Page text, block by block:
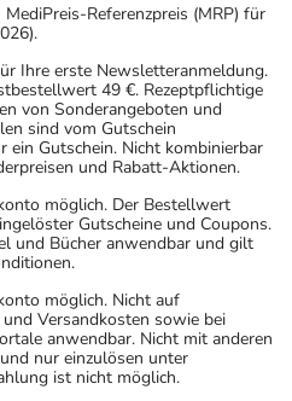
Referenzpreis (MRP) für
Ihre erste Newsletteranmeldung.
49 €. Rezeptpflichtige
von Sonderangeboten und
sind vom Gutschein
ein Gutschein. Nicht kombinierbar
und Rabatt-Aktionen.
möglich. Der Bestellwert
Gutscheine und Coupons.
und Bücher anwendbar und gilt
möglich. Nicht auf
Versandkosten sowie bei
anwendbar. Nicht mit anderen
nur einzulösen unter
ist nicht möglich.